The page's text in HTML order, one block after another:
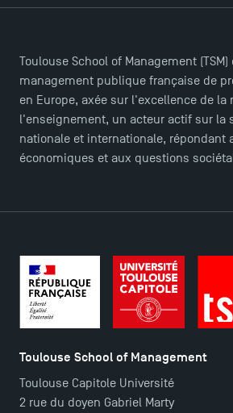
Toulouse School of Management
management publique française de
en Europe, axée sur l'excellence de la
l'enseignement, un acteur actif sur la
nationale et internationale, répondant
économiques et aux questions
Toulouse School of Management
Toulouse Capitole Université
2 rue du doyen Gabriel Marty